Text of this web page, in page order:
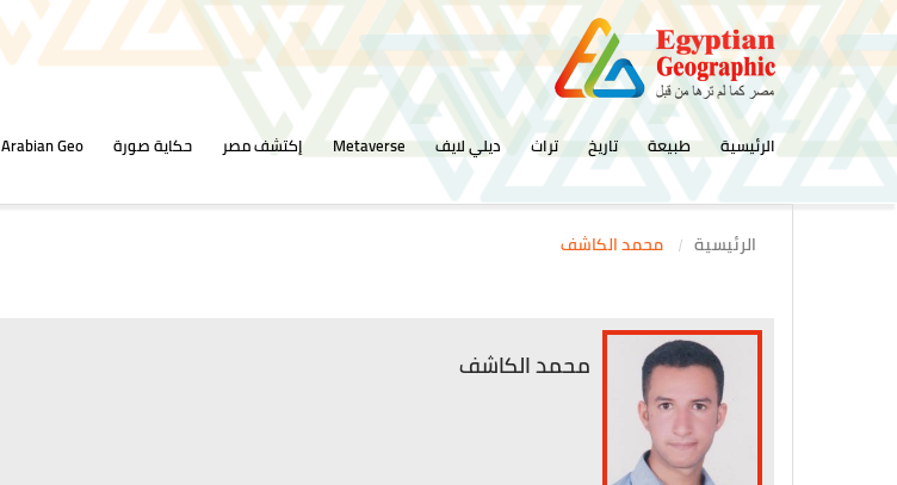
الرئيسية طبيعة تاريخ تراث ديلي لايف Metaverse إكتشف مصر حكاية صورة Arabian Geo
الرئيسية محمد الكاشف
محمد الكاشف